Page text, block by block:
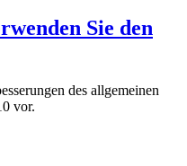
Sie den
des allgemeinen
vor.